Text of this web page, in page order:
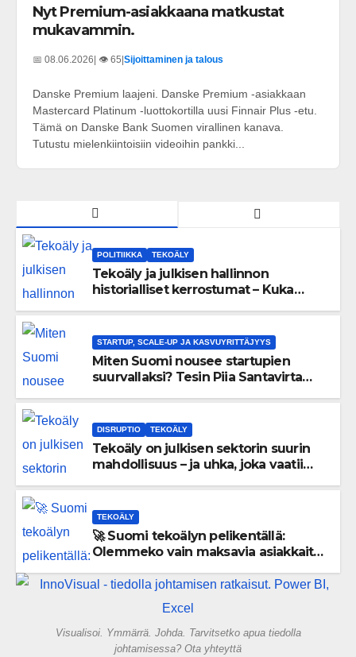
Nyt Premium-asiakkaana matkustat
mukavammin.
📅 08.06.2026| 👁️ 65|Sijoittaminen ja talous
Danske Premium laajeni. Danske Premium -asiakkaan
Mastercard Platinum -luottokortilla uusi Finnair Plus -etu.
Tämä on Danske Bank Suomen virallinen kanava.
Tutustu mielenkiintoisiin videoihin pankki...
POLITIIKKA TEKOÄLY
Tekoäly ja julkisen hallinnon
historialliset kerrostumat – Kuka
STARTUP, SCALE-UP JA KASVUYRITTÄJYYS
Miten Suomi nousee startupien
suurvallaksi? Tesin Piia Santavirta
DISRUPTIO TEKOÄLY
Tekoäly on julkisen sektorin suurin
mahdollisuus – ja uhka, joka vaatii
TEKOÄLY
🚀 Suomi tekoälyn pelikentällä:
Olemmeko vain maksavia asiakkaita
gigatehtaan?
Visualisoi. Ymmärrä. Johda. Tarvitsetko apua tiedolla
johtamisessa? Ota yhteyttä